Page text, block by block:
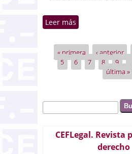
Leer más
de la
la acción de
la
Páginas
« primera ‹ anterior
5
6 7 8 9
última »
Formulario de
Buscar
CEFLegal. Revista
derecho